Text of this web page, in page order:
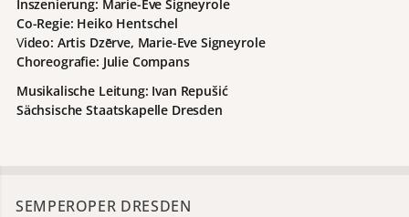
Inszenierung: Marie-Eve Signeyrole
Co-Regie: Heiko Hentschel
Video: Artis Dzērve, Marie-Eve Signeyrole
Choreografie: Julie Compans
Musikalische Leitung: Ivan Repušić
Sächsische Staatskapelle Dresden
SEMPEROPER DRESDEN